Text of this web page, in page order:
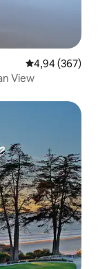
4,94 av 5 i
4,94 (367)
View